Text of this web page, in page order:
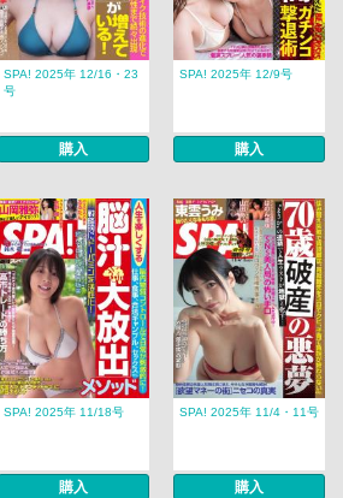
SPA! 2025年 12/16・23
号
購入
SPA! 2025年 12/9号
購入
SPA! 2025年 11/18号
購入
SPA! 2025年 11/4・11号
購入